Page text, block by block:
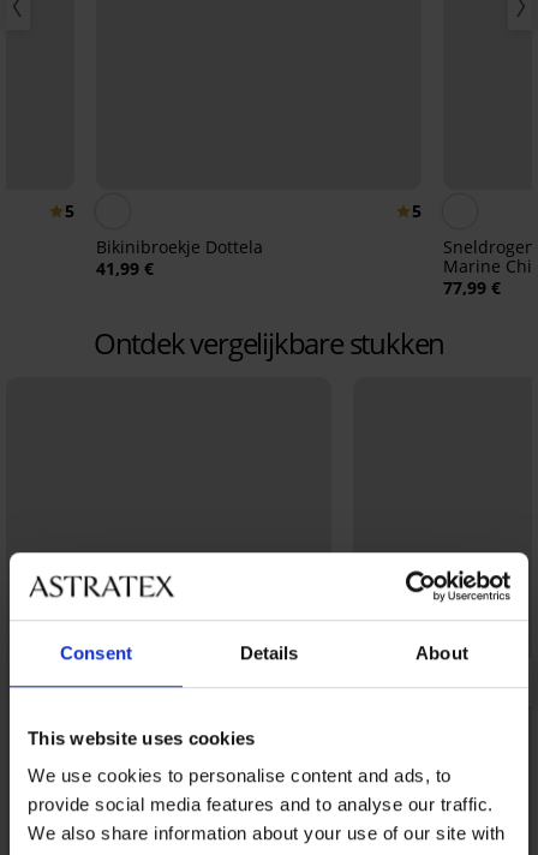
Consent Details About
This website uses cookies
We use cookies to personalise content and ads, to
provide social media features and to analyse our traffic.
We also share information about your use of our site with
5
5
Bikinibroekje Dottela
41,99 €
Marine
77,99 €
Ontdek vergelijkbare stukken